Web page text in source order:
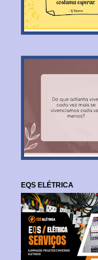
EQS ELÉTRICA